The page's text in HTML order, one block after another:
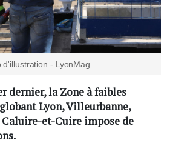
d'illustration - LyonMag
dernier, la Zone à faibles
Lyon, Villeurbanne,
et-Cuire impose de